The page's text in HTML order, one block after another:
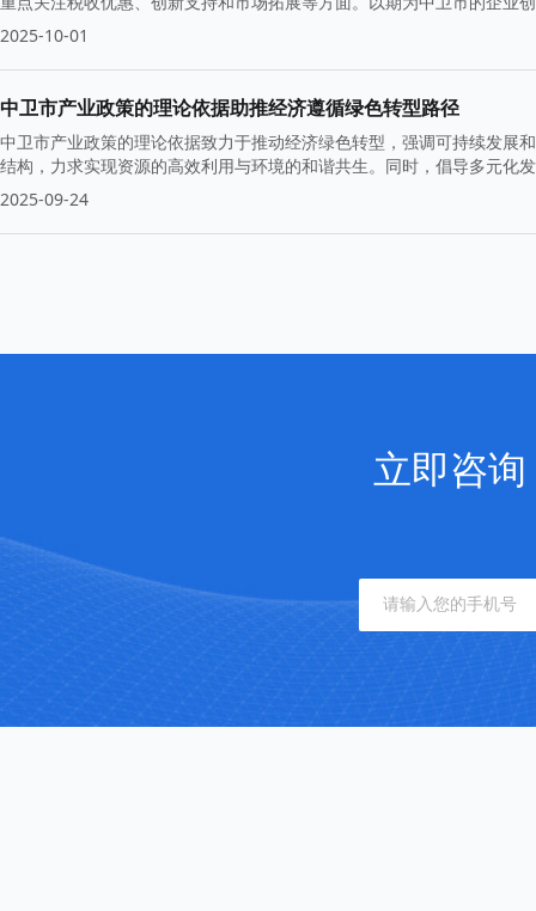
2025-10-01
中卫市产业政策的理论依据助推经济遵循绿色转型路径
中卫市产业政策的理论依据致力于推动经济绿色转型，强调可持续发展
结构，力求实现资源的高效利用与环境的和谐共生。同时，倡导多元化
段。
2025-09-24
立即咨